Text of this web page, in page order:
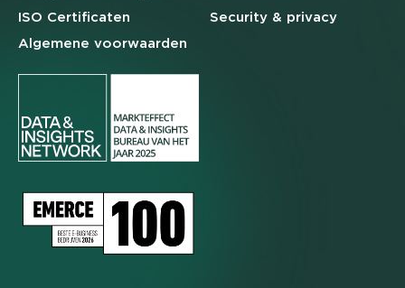
ISO Certificaten
Algemene voorwaarden
Security & privacy